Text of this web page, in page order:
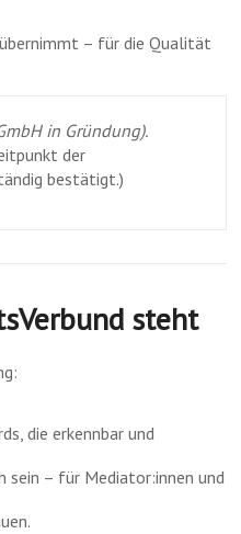
– für die Qualität
in Gründung).
der
bestätigt.)
steht
die erkennbar und
sein – für Mediator:innen und